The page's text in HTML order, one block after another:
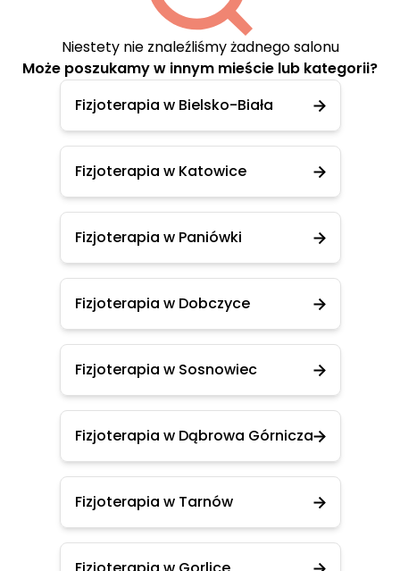
Niestety nie znaleźliśmy żadnego salonu
Może poszukamy w innym mieście lub kategorii?
Fizjoterapia w Bielsko-Biała
Fizjoterapia w Katowice
Fizjoterapia w Paniówki
Fizjoterapia w Dobczyce
Fizjoterapia w Sosnowiec
Fizjoterapia w Dąbrowa Górnicza
Fizjoterapia w Tarnów